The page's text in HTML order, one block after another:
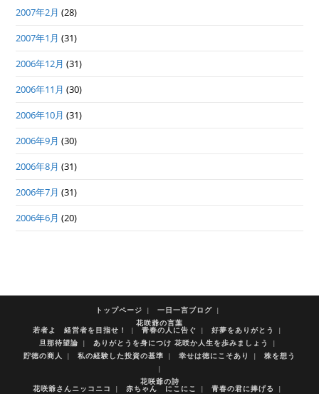
2007年2月 (28)
2007年1月 (31)
2006年12月 (31)
2006年11月 (30)
2006年10月 (31)
2006年9月 (30)
2006年8月 (31)
2006年7月 (31)
2006年6月 (20)
トップページ
一日一言ブログ
花咲爺の言葉
若者よ 経営者を目指せ！ 青春の人に告ぐ
好夢をありがとう
旦那待望論
ありがとうを身につけ 花咲か人生を歩みましょう
貯徳の商人
私の経験した投資の基準 幸せは徳にこそあり 株を想う
花咲爺の詩
花咲爺さんニッコニコ 赤ちゃん にこにこ 青春の君に捧げる